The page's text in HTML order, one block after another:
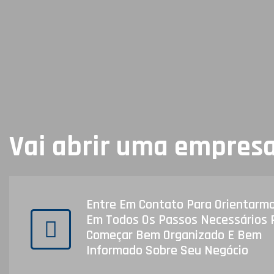
Vai abrir uma
Entre Em Contato Para
Em Todos Os Passos Necessários
Começar Bem Organizado E Bem
Informado Sobre Seu Negócio